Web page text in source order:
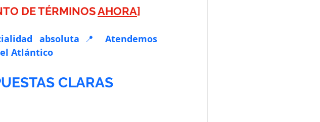
DE TÉRMINOS AHORA]
absoluta 📍 Atendemos
Atlántico
CLARAS